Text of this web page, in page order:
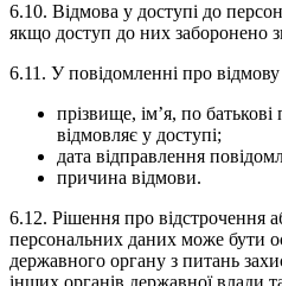
6.10. Відмова у доступі до
якщо доступ до них заборонено
6.11. У повідомленні про відмову
прізвище, ім’я, по батькові
відмовляє у доступі;
дата відправлення
причина відмови.
6.12. Рішення про відстрочення
персональних даних може бути
державного органу з питань
інших органів державної влади